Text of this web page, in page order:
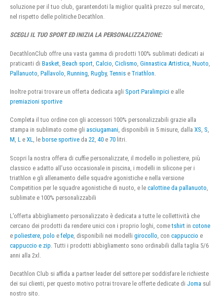
soluzione per il tuo club, garantendoti la miglior qualità prezzo sul mercato,
nel rispetto delle politiche Decathlon.
SCEGLI IL TUO SPORT ED INIZIA LA PERSONALIZZAZIONE:
DecathlonClub offre una vasta gamma di prodotti 100% sublimati dedicati ai
praticanti di Basket Beach sport Calcio Ciclismo Ginnastica Artistica Nuoto
Pallanuoto Pallavolo Running Rugby, Tennis e Triathlon
Inoltre potrai trovare un offerta dedicata agli Sport Paralimpici e alle
premiazioni sportive
Completa il tuo ordine con gli accessori 100% personalizzabili grazie alla
stampa in sublimato come gli asciugamani, disponibili in 5 misure, dalla XS, S,
M, L e XL, le borse sportive da 22, 40 e 70 litri.
Scopri la nostra offera di cuffie personalizzate, il modello in poliestere, più
classico e adatto all’uso occasionale in piscina, i modelli in silicone per i
triathlon e gli allenamento delle squadre agonistiche e nella versione
Competition per le squadre agonistiche di nuoto, e le calottine da pallanuoto
sublimate e 100% personalizzabili
L’offerta abbigliamento personalizzato è dedicata a tutte le collettività che
cercano dei prodotti da rendere unici con i proprio loghi, cometshirt in cotone
e poliestere polo e felpe , disponibili nei modelli girocollo , con cappuccio e
cappuccio e zip . Tutti i prodotti abbigliamento sono ordinabili dalla taglia 5/6
anni alla 2xl.
Decathlon Club si affida a partner leader del settore per soddisfare le richieste
dei sui clienti, per questo motivo potrai trovare le offerte dedicate di Joma sul
nostro sito.